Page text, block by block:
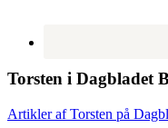
Torsten i Dagbladet
Artikler af Torsten på